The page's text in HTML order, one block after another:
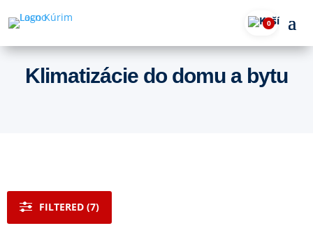
0
Klimatizácie do domu a bytu
FILTERED (7)